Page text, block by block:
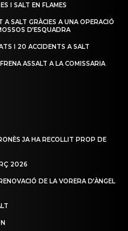
I SALT EN FLAMES
SALT GRÀCIES A UNA OPERACIÓ
D’ESQUADRA
I 20 ACCIDENTS A SALT
ASSALT A LA COMISSARIA
JA HA RECOLLIT PROP DE
2026
DE LA VORERA D’ÀNGEL